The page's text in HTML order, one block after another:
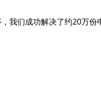
我们成功解决了约20万